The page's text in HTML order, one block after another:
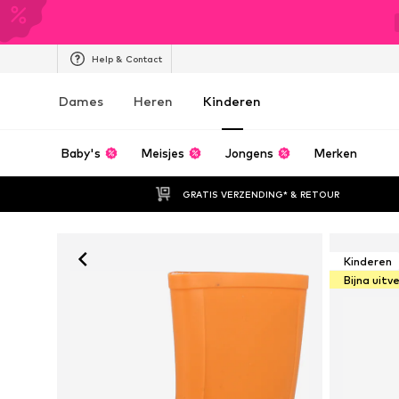
Help & Contact
Dames Heren Kinderen
Baby's Meisjes Jongens Merken
GRATIS VERZENDING* & RETOUR
Kinderen
Bijna